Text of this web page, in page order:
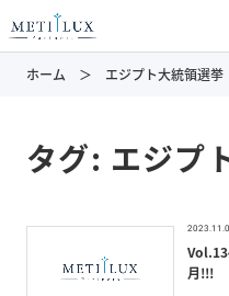
ホーム エジプト大統領選挙
タグ: エジプ
月!!!